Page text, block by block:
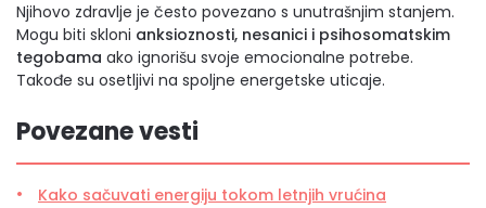
Njihovo zdravlje je često povezano s unutrašnjim stanjem.
Mogu biti skloni anksioznosti, nesanici i psihosomatskim
tegobama ako ignorišu svoje emocionalne potrebe.
Takođe su osetljivi na spoljne energetske uticaje.
Povezane vesti
Kako sačuvati energiju tokom letnjih vrućina